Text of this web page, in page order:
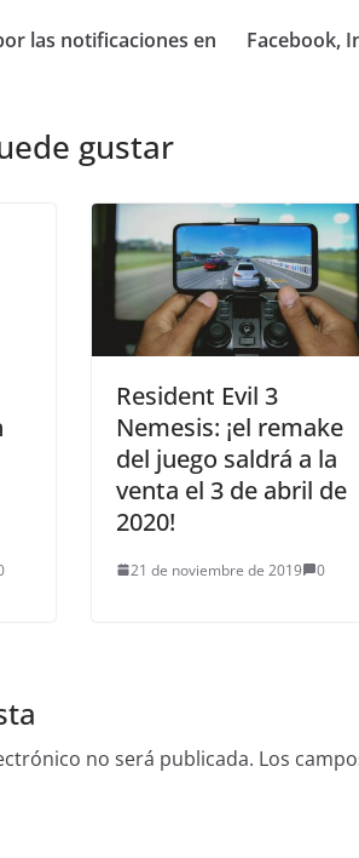
las notificaciones en
Facebook,
gustar
Resident Evil 3
Nemesis: ¡el remake
del juego saldrá a la
venta el 3 de abril de
2020!
21 de noviembre de 2019 0
no será publicada. Los